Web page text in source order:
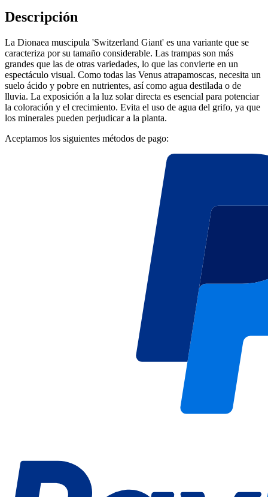
Descripción
La Dionaea muscipula 'Switzerland Giant' es una variante que se
caracteriza por su tamaño considerable. Las trampas son más
grandes que las de otras variedades, lo que las convierte en un
espectáculo visual. Como todas las Venus atrapamoscas, necesita un
suelo ácido y pobre en nutrientes, así como agua destilada o de
lluvia. La exposición a la luz solar directa es esencial para potenciar
la coloración y el crecimiento. Evita el uso de agua del grifo, ya que
los minerales pueden perjudicar a la planta.
Aceptamos los siguientes métodos de pago: